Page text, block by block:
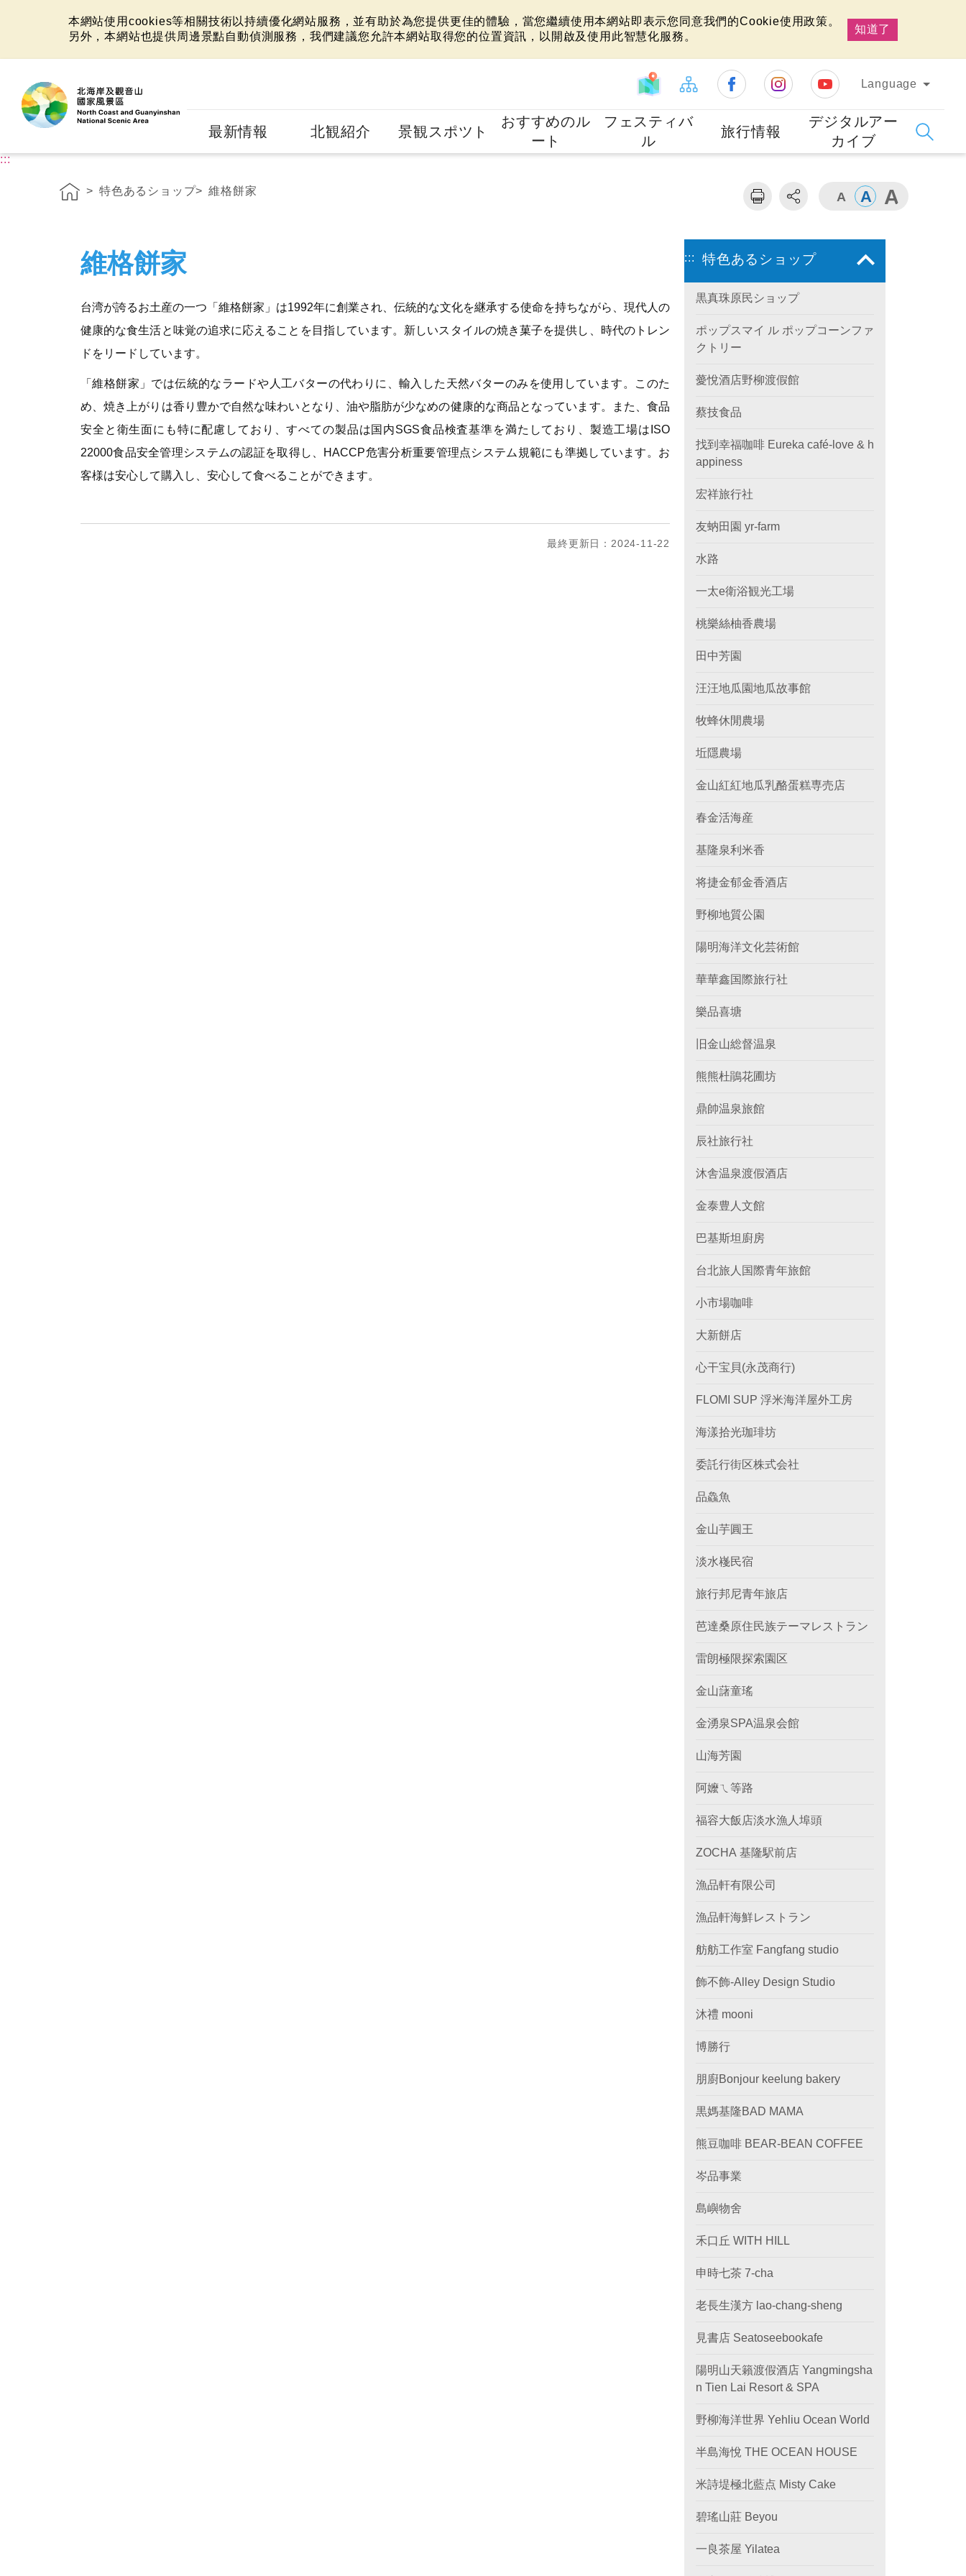
本網站使用cookies等相關技術以持續優化網站服務，並有助於為您提供更佳的體驗，當您繼續使用本網站即表示您同意我們的Cookie使用政策。
另外，本網站也提供周邊景點自動偵測服務，我們建議您允許本網站取得您的位置資訊，以開啟及使用此智慧化服務。
知道了
Language
最新情報 北観紹介 景観スポツト
おすすめのル
ート
フェスティバ
ル
旅行情報
デジタルアー
カイブ
:::
特色あるショップ 維格餅家
維格餅家
台湾が誇るお土産の一つ「維格餅家」は1992年に創業され、伝統的な文化を継承する使命を持ちながら、現代人の
健康的な食生活と味覚の追求に応えることを目指しています。新しいスタイルの焼き菓子を提供し、時代のトレン
ドをリードしています。
「維格餅家」では伝統的なラードや人工バターの代わりに、輸入した天然バターのみを使用しています。このた
め、焼き上がりは香り豊かで自然な味わいとなり、油や脂肪が少なめの健康的な商品となっています。また、食品
安全と衛生面にも特に配慮しており、すべての製品は国内SGS食品検査基準を満たしており、製造工場はISO
22000食品安全管理システムの認証を取得し、HACCP危害分析重要管理点システム規範にも準拠しています。お
客様は安心して購入し、安心して食べることができます。
最終更新日：2024-11-22
::: 特色あるショップ
黒真珠原民ショップ
ポップスマイ ル ポップコーンファ
クトリー
薆悅酒店野柳渡假館
蔡技食品
找到幸福咖啡 Eureka café-love & h
appiness
宏祥旅行社
友蚋田園 yr-farm
水路
一太e衛浴観光工場
桃樂絲柚香農場
田中芳園
汪汪地瓜園地瓜故事館
牧蜂休閒農場
坵隱農場
金山紅紅地瓜乳酪蛋糕専売店
春金活海産
基隆泉利米香
将捷金郁金香酒店
野柳地質公園
陽明海洋文化芸術館
華華鑫国際旅行社
樂品喜塘
旧金山総督温泉
熊熊杜鵑花圃坊
鼎帥温泉旅館
辰社旅行社
沐舎温泉渡假酒店
金泰豊人文館
巴基斯坦廚房
台北旅人国際青年旅館
小市場咖啡
大新餅店
心干宝貝(永茂商行)
FLOMI SUP 浮米海洋屋外工房
海漾拾光珈琲坊
委託行街区株式会社
品鱻魚
金山芋圓王
淡水嶘民宿
旅行邦尼青年旅店
芭達桑原住民族テーマレストラン
雷朗極限探索園区
金山藷童瑤
金湧泉SPA温泉会館
山海芳園
阿嬤ㄟ等路
福容大飯店淡水漁人埠頭
ZOCHA 基隆駅前店
漁品軒有限公司
漁品軒海鮮レストラン
舫舫工作室 Fangfang studio
飾不飾-Alley Design Studio
沐禮 mooni
博勝行
朋廚Bonjour keelung bakery
黒媽基隆BAD MAMA
熊豆咖啡 BEAR-BEAN COFFEE
岑品事業
島嶼物舍
禾口丘 WITH HILL
申時七茶 7-cha
老長生漢方 lao-chang-sheng
見書店 Seatoseebookafe
陽明山天籟渡假酒店 Yangmingsha
n Tien Lai Resort & SPA
野柳海洋世界 Yehliu Ocean World
半島海悅 THE OCEAN HOUSE
米詩堤極北藍点 Misty Cake
碧瑤山莊 Beyou
一良茶屋 Yilatea